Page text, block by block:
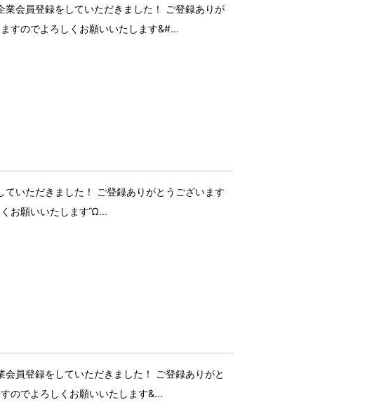
会員登録をしていただきました！ ご登録ありが
すのでよろしくお願いいたします&#...
いただきました！ ご登録ありがとうございます
お願いいたしますὪ...
員登録をしていただきました！ ご登録ありがと
のでよろしくお願いいたします&...